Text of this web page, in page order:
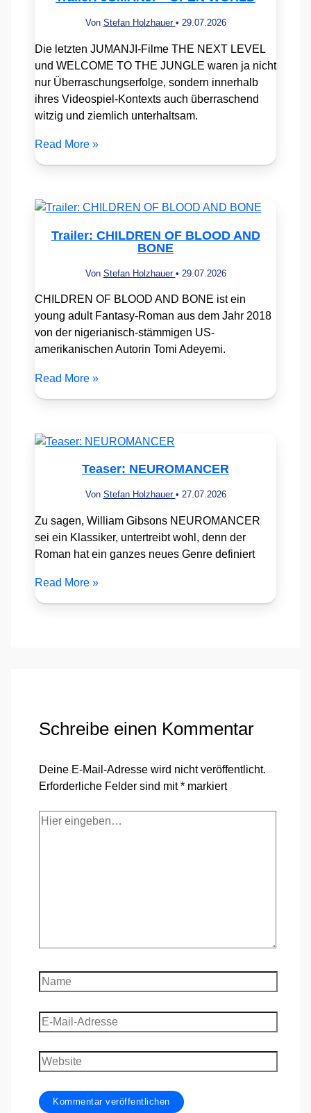
Von Stefan Holzhauer • 29.07.2026
Die letzten JUMANJI-Filme THE NEXT LEVEL
und WELCOME TO THE JUNGLE waren ja nicht
nur Überraschungserfolge, sondern innerhalb
ihres Videospiel-Kontexts auch überraschend
witzig und ziemlich unterhaltsam.
Read More »
Trailer: CHILDREN OF BLOOD AND
BONE
Von Stefan Holzhauer • 29.07.2026
CHILDREN OF BLOOD AND BONE ist ein
young adult Fantasy-Roman aus dem Jahr 2018
von der nigerianisch-stämmigen US-
amerikanischen Autorin Tomi Adeyemi.
Read More »
Teaser: NEUROMANCER
Von Stefan Holzhauer • 27.07.2026
Zu sagen, William Gibsons NEUROMANCER
sei ein Klassiker, untertreibt wohl, denn der
Roman hat ein ganzes neues Genre definiert
Read More »
Schreibe einen Kommentar
Deine E-Mail-Adresse wird nicht veröffentlicht.
Erforderliche Felder sind mit* markiert
Hier
Name
E-
Mail-
Adresse
Website